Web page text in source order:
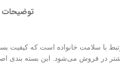
توضیحات
در فروش می‌شود. این بسته‌ بندی